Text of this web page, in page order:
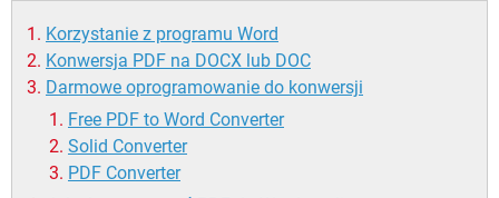
Korzystanie z programu Word
Konwersja PDF na DOCX lub DOC
Darmowe oprogramowanie do konwersji
Free PDF to Word Converter
Solid Converter
PDF Converter